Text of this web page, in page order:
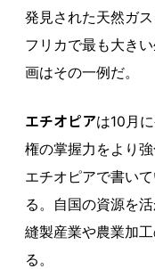
発見された天然ガ
フリカで最も大き
画はその一例だ。
エチオピアは10月
権の掌握力をより
エチオピアで書い
る。自国の資源を
縫製産業や農業加
る。